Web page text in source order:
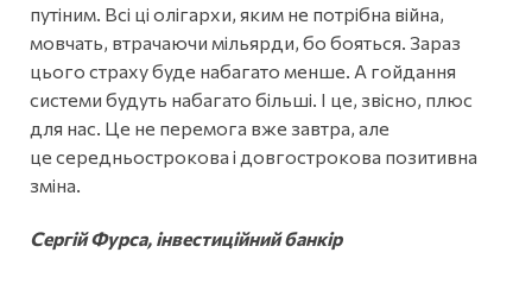
путіним. Всі ці олігархи, яким не потрібна війна,
мовчать, втрачаючи мільярди, бо бояться. Зараз
цього страху буде набагато менше. А гойдання
системи будуть набагато більші. І це, звісно, плюс
для нас. Це не перемога вже завтра, але
це середньострокова і довгострокова позитивна
зміна.
Сергій Фурса, інвестиційний банкір